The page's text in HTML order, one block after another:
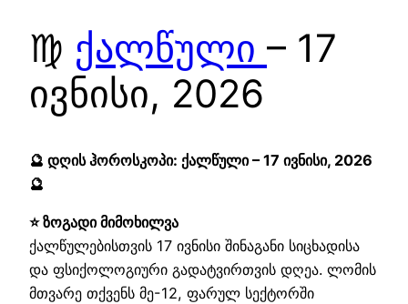
♍ ქალწული – 17
ივნისი, 2026
🔮 დღის ჰოროსკოპი: ქალწული – 17 ივნისი, 2026
🔮
⭐ ზოგადი მიმოხილვა
ქალწულებისთვის 17 ივნისი შინაგანი სიცხადისა
და ფსიქოლოგიური გადატვირთვის დღეა. ლომის
მთვარე თქვენს მე-12, ფარულ სექტორში